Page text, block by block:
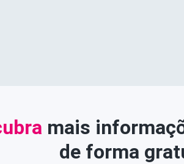
mais
de forma